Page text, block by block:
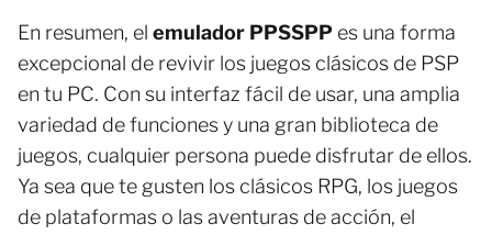
En resumen, el emulador PPSSPP es una forma
excepcional de revivir los juegos clásicos de PSP
en tu PC. Con su interfaz fácil de usar, una amplia
variedad de funciones y una gran biblioteca de
juegos, cualquier persona puede disfrutar de ellos.
Ya sea que te gusten los clásicos RPG, los juegos
de plataformas o las aventuras de acción, el